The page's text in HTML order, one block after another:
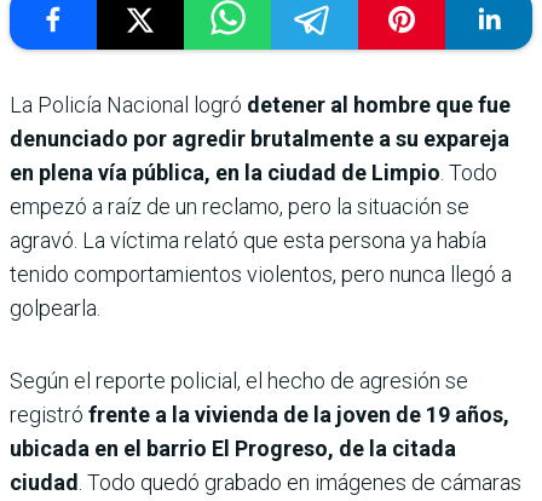
La Policía Nacional logró detener al hombre que fue
denunciado por agredir brutalmente a su expareja
en plena vía pública, en la ciudad de Limpio. Todo
empezó a raíz de un reclamo, pero la situación se
agravó. La víctima relató que esta persona ya había
tenido comportamientos violentos, pero nunca llegó a
golpearla.
Según el reporte policial, el hecho de agresión se
registró frente a la vivienda de la joven de 19 años,
ubicada en el barrio El Progreso, de la citada
ciudad. Todo quedó grabado en imágenes de cámaras